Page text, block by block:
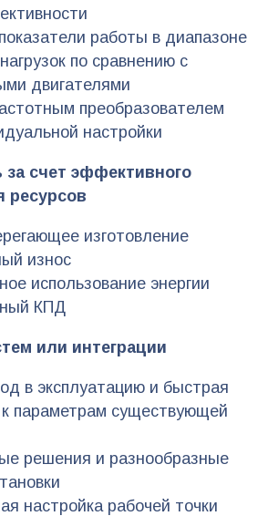
работы в диапазоне
по сравнению с
двигателями
преобразователем
настройки
за счет эффективного
ресурсов
изготовление
износ
использование энергии
КПД
или интеграции
в эксплуатацию и быстрая
параметрам существующей
решения и разнообразные
настройка рабочей точки